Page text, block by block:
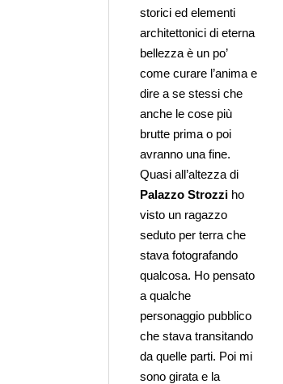
storici ed elementi
architettonici di eterna
bellezza è un po’
come curare l’anima e
dire a se stessi che
anche le cose più
brutte prima o poi
avranno una fine.
Quasi all’altezza di
Palazzo Strozziho
visto un ragazzo
seduto per terra che
stava fotografando
qualcosa. Ho pensato
a qualche
personaggio pubblico
che stava transitando
da quelle parti. Poi mi
sono girata e la